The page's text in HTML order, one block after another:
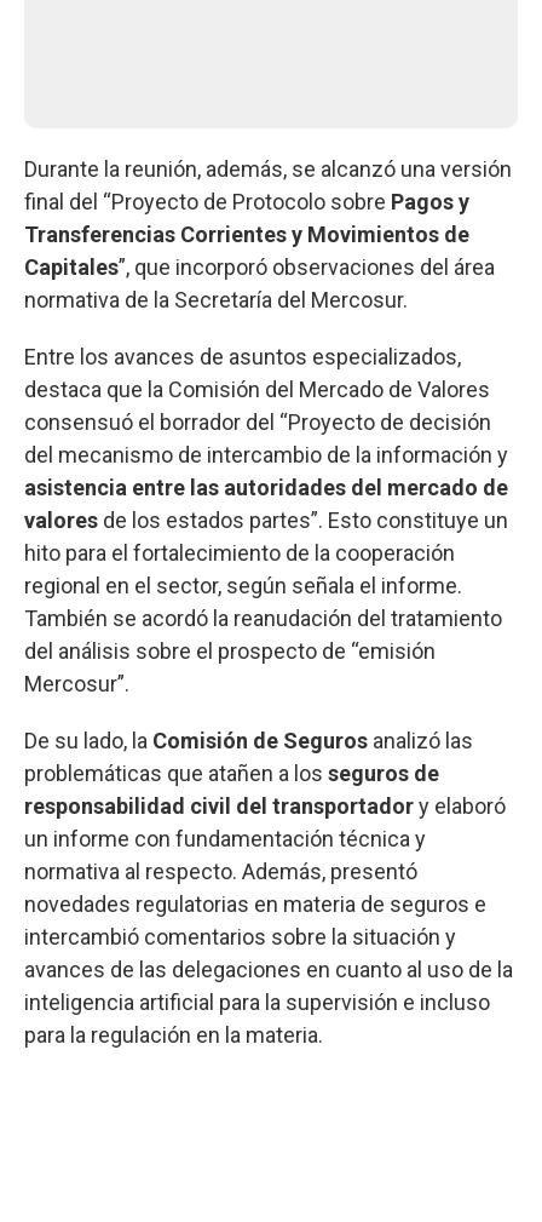
Durante la reunión, además, se alcanzó una versión
final del “Proyecto de Protocolo sobre Pagos y
Transferencias Corrientes y Movimientos de
Capitales”, que incorporó observaciones del área
normativa de la Secretaría del Mercosur.
Entre los avances de asuntos especializados,
destaca que la Comisión del Mercado de Valores
consensuó el borrador del “Proyecto de decisión
del mecanismo de intercambio de la información y
asistencia entre las autoridades del mercado de
valores de los estados partes”. Esto constituye un
hito para el fortalecimiento de la cooperación
regional en el sector, según señala el informe.
También se acordó la reanudación del tratamiento
del análisis sobre el prospecto de “emisión
Mercosur”.
De su lado, la Comisión de Seguros analizó las
problemáticas que atañen a los seguros de
responsabilidad civil del transportadory elaboró
un informe con fundamentación técnica y
normativa al respecto. Además, presentó
novedades regulatorias en materia de seguros e
intercambió comentarios sobre la situación y
avances de las delegaciones en cuanto al uso de la
inteligencia artificial para la supervisión e incluso
para la regulación en la materia.